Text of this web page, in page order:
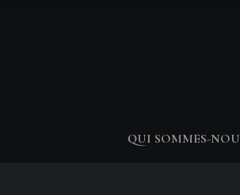
QUI SOMMES-NOU